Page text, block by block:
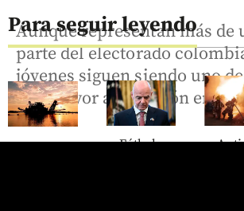
Para seguir leyendo
Fútbol
Aunque representan más de
parte del electorado
jóvenes siguen siendo uno
con mayor abstención en las